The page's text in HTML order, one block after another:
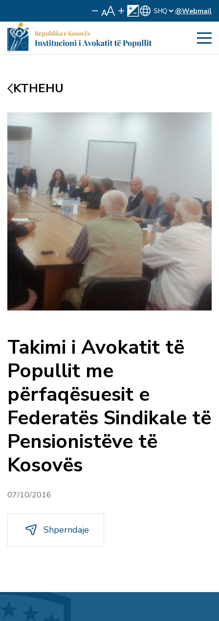
@Webmail
KTHEHU
Takimi i Avokatit të
Popullit me
përfaqësuesit e
Federatës Sindikale të
Pensionistëve të
Kosovës
07/10/2016
Shperndaje